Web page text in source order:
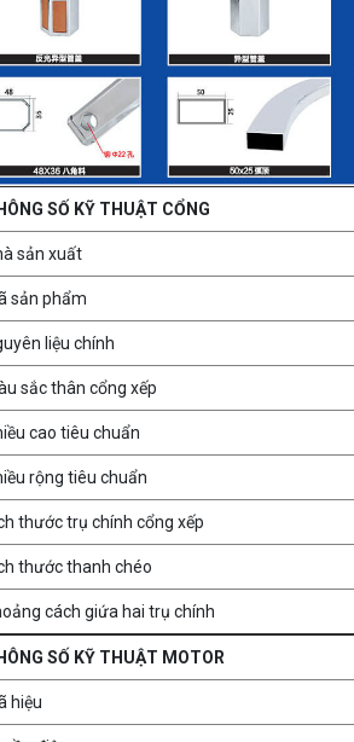
SỐ KỸ THUẬT CỔNG
sản xuất
sản phẩm
liệu chính
sắc thân cổng xếp
cao tiêu chuẩn
rộng tiêu chuẩn
thước trụ chính cổng xếp
thước thanh chéo
cách giứa hai trụ chính
SỐ KỸ THUẬT MOTOR
hiệu